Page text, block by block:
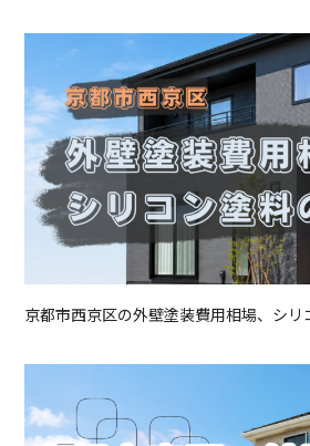
メニュー
施
ブログ
採用情報
新卒採用中途採
TEL:075-882-
9:00 ~
京都市西京区の外壁塗装費用相場、シリ